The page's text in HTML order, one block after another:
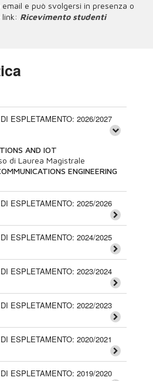
e può svolgersi in presenza o
Ricevimento studenti
ESPLETAMENTO: 2026/2027
AND IOT
di Laurea Magistrale
ENGINEERING
ESPLETAMENTO: 2025/2026
ESPLETAMENTO: 2024/2025
ESPLETAMENTO: 2023/2024
ESPLETAMENTO: 2022/2023
ESPLETAMENTO: 2020/2021
ESPLETAMENTO: 2019/2020